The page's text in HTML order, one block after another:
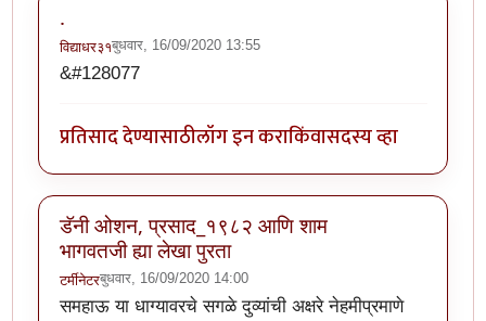
.
विद्याधर३१बुधवार, 16/09/2020 13:55
&#128077
प्रतिसाद देण्यासाठीलॉग इन कराकिंवासदस्य व्हा
डॅनी ओशन, प्रसाद_१९८२ आणि शाम
भागवतजी ह्या लेखा पुरता
टर्मीनेटरबुधवार, 16/09/2020 14:00
समहाऊ या धाग्यावरचे सगळे दुव्यांची अक्षरे नेहमीप्रमाणे